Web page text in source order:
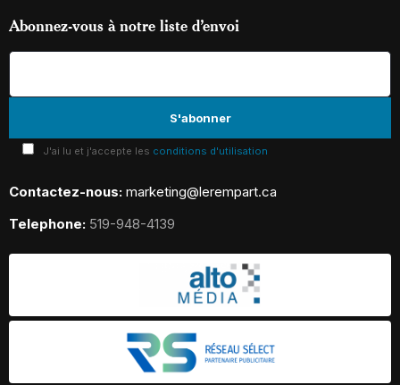
Abonnez-vous à notre liste d’envoi
J'ai lu et j'accepte les conditions d'utilisation
Contactez-nous: marketing@lerempart.ca
Telephone: 519-948-4139